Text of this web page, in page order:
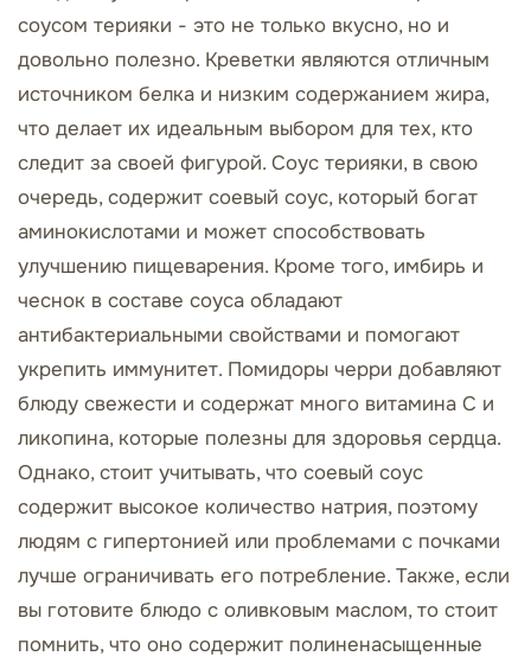
соусом терияки - это не только вкусно, но и
довольно полезно. Креветки являются отличным
источником белка и низким содержанием жира,
что делает их идеальным выбором для тех, кто
следит за своей фигурой. Соус терияки, в свою
очередь, содержит соевый соус, который богат
аминокислотами и может способствовать
улучшению пищеварения. Кроме того, имбирь и
чеснок в составе соуса обладают
антибактериальными свойствами и помогают
укрепить иммунитет. Помидоры черри добавляют
блюду свежести и содержат много витамина С и
ликопина, которые полезны для здоровья сердца.
Однако, стоит учитывать, что соевый соус
содержит высокое количество натрия, поэтому
людям с гипертонией или проблемами с почками
лучше ограничивать его потребление. Также, если
вы готовите блюдо с оливковым маслом, то стоит
помнить, что оно содержит полиненасыщенные